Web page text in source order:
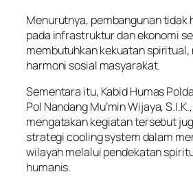
Menurutnya, pembangunan tidak
pada infrastruktur dan ekonomi
membutuhkan kekuatan spiritual,
harmoni sosial masyarakat.
Sementara itu, Kabid Humas
Pol Nandang Mu’min Wijaya,
mengatakan kegiatan tersebut
strategi cooling system dalam
wilayah melalui pendekatan
humanis.